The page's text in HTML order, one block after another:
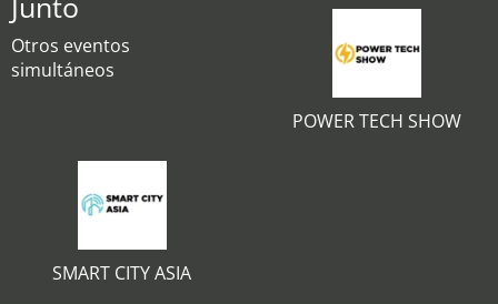
Otros eventos
simultáneos
POWER TECH SHOW
SMART CITY ASIA